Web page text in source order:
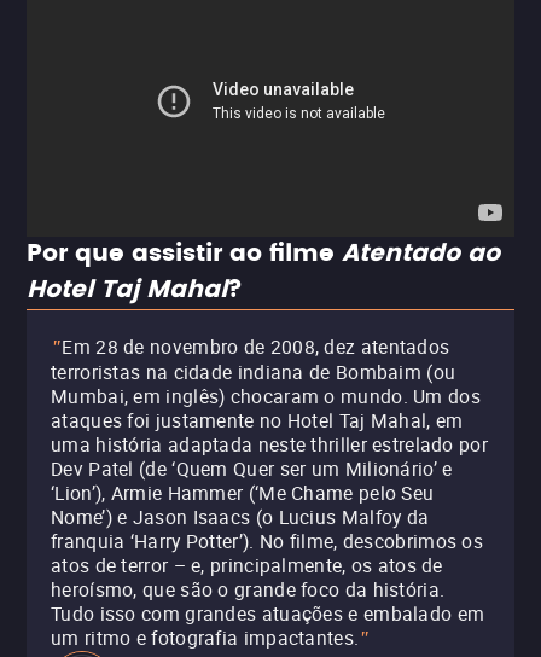
Por que assistir ao filme Atentado ao
Hotel Taj Mahal?
"Em 28 de novembro de 2008, dez atentados
terroristas na cidade indiana de Bombaim (ou
Mumbai, em inglês) chocaram o mundo. Um dos
ataques foi justamente no Hotel Taj Mahal, em
uma história adaptada neste thriller estrelado por
Dev Patel (de ‘Quem Quer ser um Milionário’ e
‘Lion’), Armie Hammer (‘Me Chame pelo Seu
Nome’) e Jason Isaacs (o Lucius Malfoy da
franquia ‘Harry Potter’). No filme, descobrimos os
atos de terror – e, principalmente, os atos de
heroísmo, que são o grande foco da história.
Tudo isso com grandes atuações e embalado em
um ritmo e fotografia impactantes."